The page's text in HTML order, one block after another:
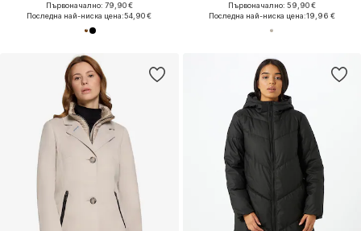
Първоначално: 79,90 €
Последна най-ниска цена:54,90 €
Първоначално: 59,90 €
Последна най-ниска цена:19,96 €